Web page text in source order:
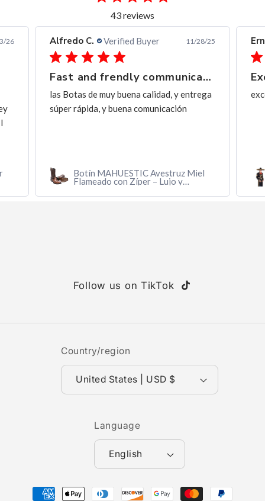
43 reviews
26 Alfredo C. Verified Buyer 11/28/25
Fast and frendly communication
las Botas de muy buena calidad, y entrega
súper rápida, y buena comunicación
Botín MAHUESTIC Avestruz Miel
Flameado con Zíper – Lujo y
Follow us on TikTok
TikTok
Country/region
United States | USD $
Language
English
Payment